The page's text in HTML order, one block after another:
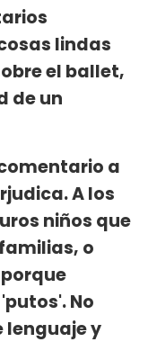
lindas
el ballet,
de un
a
A los
niños que
o
No
lenguaje y